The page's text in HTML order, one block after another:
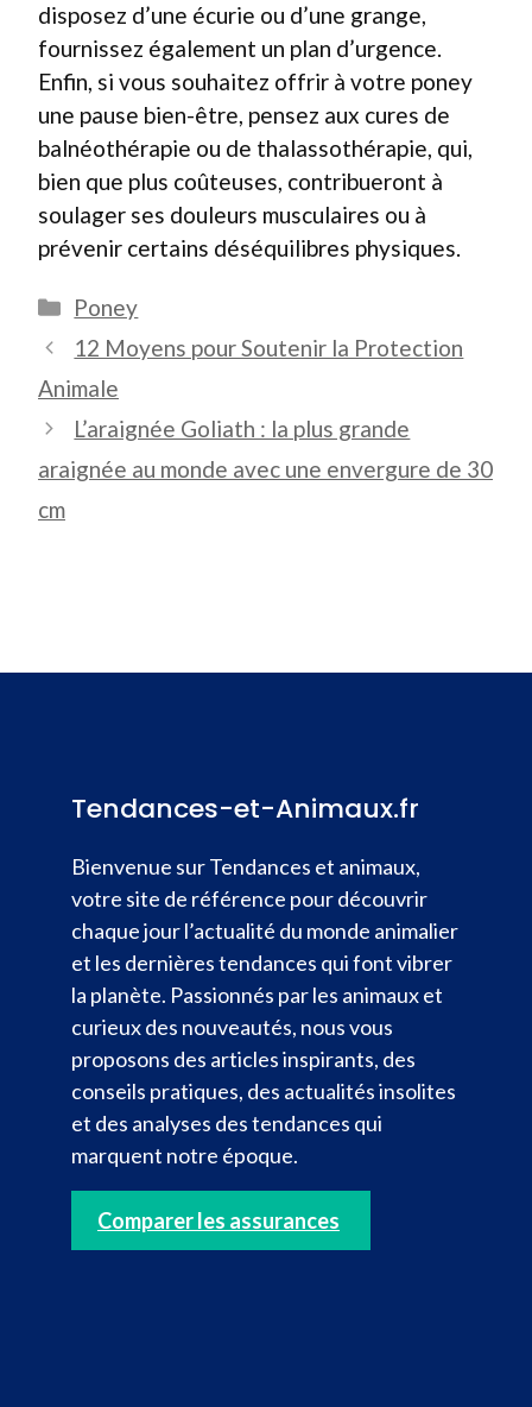
disposez d’une écurie ou d’une grange,
fournissez également un plan d’urgence.
Enfin, si vous souhaitez offrir à votre poney
une pause bien-être, pensez aux cures de
balnéothérapie ou de thalassothérapie, qui,
bien que plus coûteuses, contribueront à
soulager ses douleurs musculaires ou à
prévenir certains déséquilibres physiques.
Catégories
Poney
12 Moyens pour Soutenir la Protection
Animale
L’araignée Goliath : la plus grande
araignée au monde avec une envergure de 30
cm
Tendances-et-Animaux.fr
Bienvenue sur Tendances et animaux,
votre site de référence pour découvrir
chaque jour l’actualité du monde animalier
et les dernières tendances qui font vibrer
la planète. Passionnés par les animaux et
curieux des nouveautés, nous vous
proposons des articles inspirants, des
conseils pratiques, des actualités insolites
et des analyses des tendances qui
marquent notre époque.
Comparer les assurances